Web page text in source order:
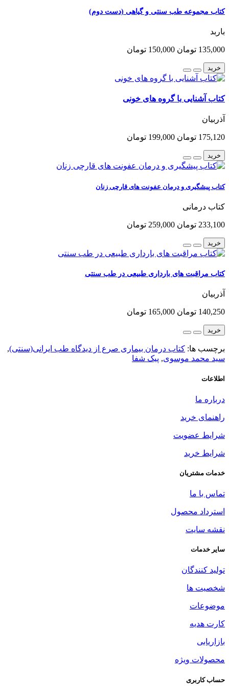
کتاب مجموعه طب سنتی و گیاهی (دست دوم)
باربد
135,000 تومان 150,000 تومان
خرید
کتاب آشنایی با گروه های خونی
آذربیان
175,120 تومان 199,000 تومان
خرید
کتاب پیشگیری و درمان عفونت های قارچی زنان
کتاب درمانی
233,100 تومان 259,000 تومان
خرید
کتاب مراقبت های بارداری طبیعی در طب سنتی
آذربیان
140,250 تومان 165,000 تومان
خرید
برچسب ها: کتاب درمان بیماری صرع از دیدگاه طب ایرانی(سنتی),
سید محمد موسوی, پیک شفا
اطلاعات
درباره ما
راهنمای خرید
شرایط عضویت
شرایط خرید
خدمات مشتریان
تماس با ما
استرداد محصول
نقشه سایت
سایر خدمات
تولید کنندگان
شخصیت ها
موضوعات
کارت هدیه
بازاریابی
محصولات ویژه
حساب کاربری